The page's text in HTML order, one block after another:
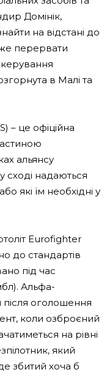
Домінік,
на відстані до
перервати
керування
в Малі та
– це офіційна
альянсу
сході надаються
які їм необхідні у
Eurofighter
до стандартів
під час
Альфа-
після оголошення
коли озброєний
на рівні
який
збитий хоча б